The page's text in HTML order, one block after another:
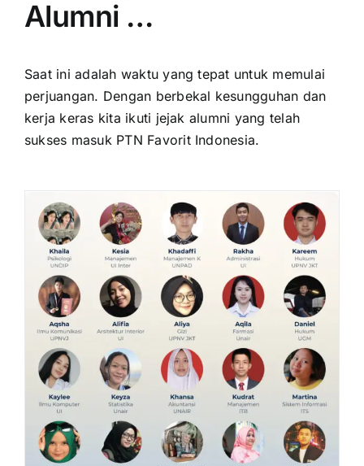
Alumni …
Saat ini adalah waktu yang tepat untuk memulai
perjuangan. Dengan berbekal kesungguhan dan
kerja keras kita ikuti jejak alumni yang telah
sukses masuk PTN Favorit Indonesia.